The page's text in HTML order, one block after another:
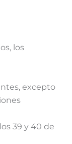
los
excepto
39 y 40 de